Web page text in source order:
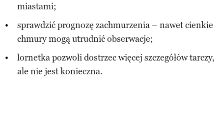
miastami;
sprawdzić prognozę zachmurzenia – nawet cienkie
chmury mogą utrudnić obserwacje;
lornetka pozwoli dostrzec więcej szczegółów tarczy,
ale nie jest konieczna.